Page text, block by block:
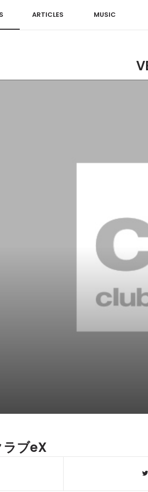
ARTICLES MUSIC
ブeX